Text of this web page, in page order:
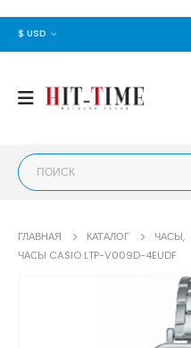
$ USD
ГЛАВНАЯ КАТАЛОГ ЧАСЫ,
ЧАСЫ CASIO LTP-V009D-4EUDF